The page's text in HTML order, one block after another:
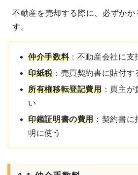
不動産を売却する際に、必ずか
す。
仲介手数料：不動産会社に支
印紙税：売買契約書に貼付す
所有権移転登記費用：買主が
い
印鑑証明書の費用 ：契約書
明に使う